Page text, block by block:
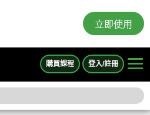
立即使用
購買課程 登入/註冊